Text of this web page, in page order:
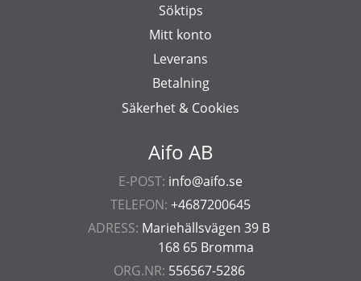
Aifo AB
E-POST: info@aifo.se
TELEFON: +4687200645
ADRESS: Mariehällsvägen 39 B
168 65 Bromma
ORG.NR: 556567-5286
Söktips
Mitt konto
Leverans
Betalning
Säkerhet & Cookies